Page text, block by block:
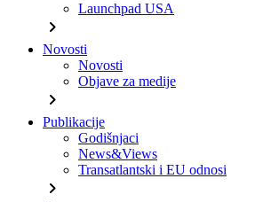
Launchpad USA
chevron_right
Novosti
Novosti
Objave za medije
chevron_right
Publikacije
Godišnjaci
News&Views
Transatlantski i EU odnosi
chevron_right